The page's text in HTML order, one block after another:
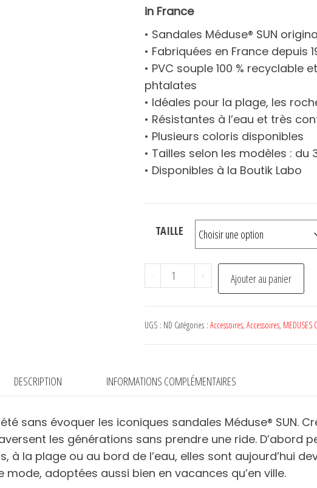
initial
€22.00.€17.00.
in France
• Sandales Méduse® SUN
• Fabriquées en France depuis
• PVC souple 100 % recyclable
phtalates
• Idéales pour la plage, les
• Résistantes à l’eau et très
• Plusieurs coloris disponibles
• Tailles selon les modèles : du
• Disponibles à la Boutik Labo
TAILLE
-
quantité
de
MEDUSES
+ Ajouter au panier
UGS : ND Catégories : Accessoires, Accessoires, MEDUSES
DESCRIPTION INFORMATIONS COMPLÉMENTAIRES
sans évoquer les iconiques sandales Méduse® SUN.
les générations sans prendre une ride. D’abord
à la plage ou au bord de l’eau, elles sont aujourd’hui
adoptées aussi bien en vacances qu’en ville.